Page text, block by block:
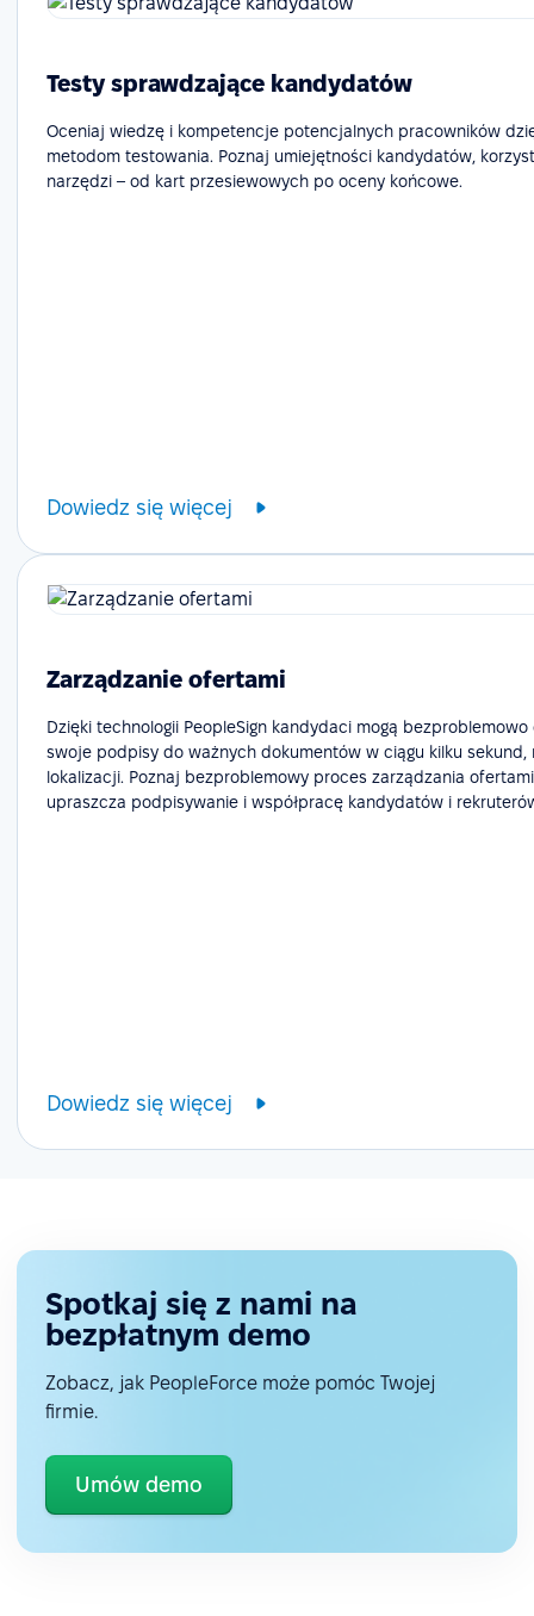
Testy sprawdzające kandydatów
Oceniaj wiedzę i kompetencje potencjalnych pracowników
metodom testowania. Poznaj umiejętności kandydatów,
narzędzi – od kart przesiewowych po oceny końcowe.
Dowiedz się więcej
Zarządzanie ofertami
Dzięki technologii PeopleSign kandydaci mogą
swoje podpisy do ważnych dokumentów w ciągu kilku sekund,
lokalizacji. Poznaj bezproblemowy proces zarządzania
upraszcza podpisywanie i współpracę kandydatów i
Dowiedz się więcej
Spotkaj się z nami na
bezpłatnym demo
Zobacz, jak PeopleForce może pomóc Twojej
firmie.
Umów demo